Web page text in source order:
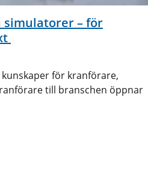
simulatorer – för
för kranförare,
till branschen öppnar